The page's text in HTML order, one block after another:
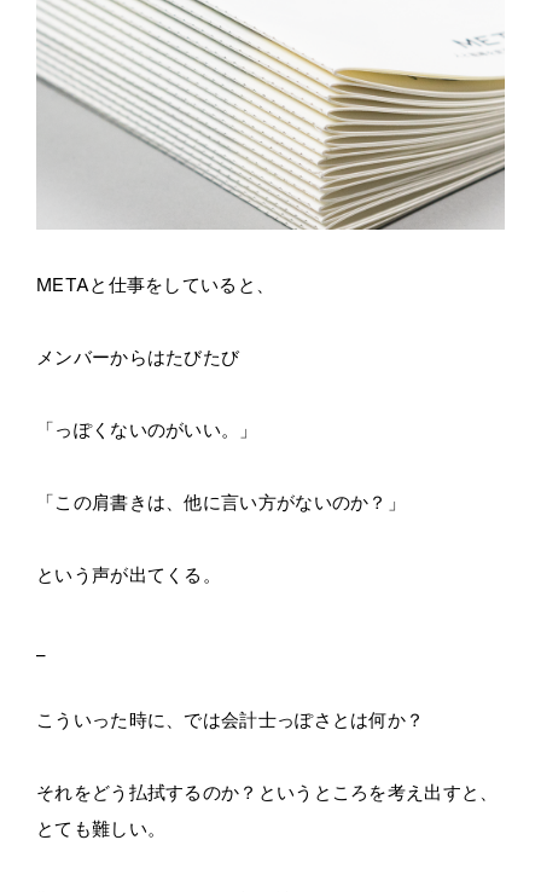
METAと仕事をしていると、
メンバーからはたびたび
「っぽくないのがいい。」
「この肩書きは、他に言い方がないのか？」
という声が出てくる。
こういった時に、 では会計士っぽさとは何か？
それをどう払拭するのか？ というところを考え出すと、
とても難しい。